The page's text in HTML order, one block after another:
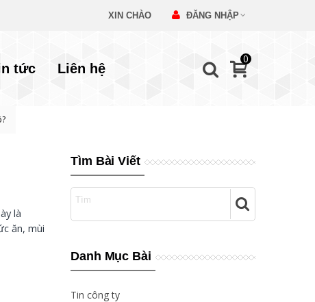
XIN CHÀO ĐĂNG NHẬP
tức Liên hệ
0
Tìm Bài Viết
Danh Mục Bài
Tin công ty
là
ăn, mùi